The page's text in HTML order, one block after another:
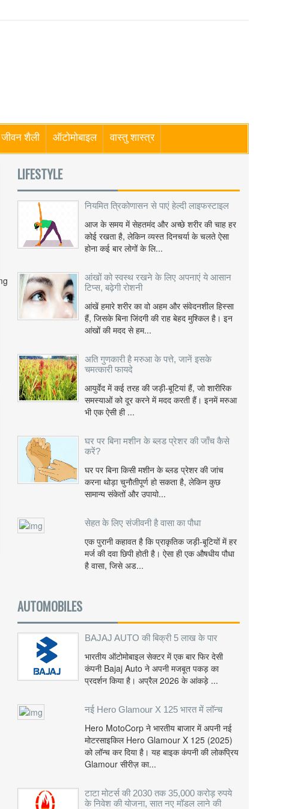
जीवन शैली ऑटोमोबाइल वास्तु शास्त्र
LIFESTYLE
नियमित त्रिकोणासन से पाएं हेल्दी लाइफस्टाइल
आज के समय में सेहतमंद और अच्छे शरीर की चाह हर
कोई रखता है, लेकिन व्यस्त दिनचर्या के चलते ऐसा
होना कई बार लोगों के लि...
आंखों को स्वस्थ रखने के लिए अपनाएं ये आसान
टिप्स, बढ़ेगी रोशनी
आंखें हमारे शरीर का वो अहम और संवेदनशील हिस्सा
हैं, जिसके बिना जिंदगी की राह बेहद मुश्किल है। इन
आंखों की मदद से हम...
अति गुणकारी है मरुआ के पत्ते, जानें इसके
चमत्कारी फायदे
आयुर्वेद में कई तरह की जड़ी-बूटियां हैं, जो शारीरिक
समस्याओं को दूर करने में मदद करती हैं। इनमें मरुआ
भी एक ऐसी ही ...
घर पर बिना मशीन के ब्लड प्रेशर की जाँच कैसे
करें?
घर पर बिना किसी मशीन के ब्लड प्रेशर की जांच
करना थोड़ा चुनौतीपूर्ण हो सकता है, लेकिन कुछ
सामान्य संकेतों और उपायो...
सेहत के लिए संजीवनी है वासा का पौधा
एक पुरानी कहावत है कि प्राकृतिक जड़ी-बूटियों में हर
मर्ज की दवा छिपी होती है। ऐसा ही एक औषधीय पौधा
है वासा, जिसे अड...
AUTOMOBILES
BAJAJ AUTO की बिक्री 5 लाख के पार
भारतीय ऑटोमोबाइल सेक्टर में एक बार फिर देसी
कंपनी Bajaj Auto ने अपनी मजबूत पकड़ का
प्रदर्शन किया है। अप्रैल 2026 के आंकड़े ...
नई Hero Glamour X 125 भारत में लॉन्च
Hero MotoCorp ने भारतीय बाजार में अपनी नई
मोटरसाइकिल Hero Glamour X 125 (2025)
को लॉन्च कर दिया है। यह बाइक कंपनी की लोकप्रिय
Glamour सीरीज़ का...
टाटा मोटर्स की 2030 तक 35,000 करोड़ रुपये
के निवेश की योजना, सात नए मॉडल लाने की